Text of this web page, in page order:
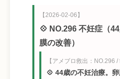
【2026-02-06】
💠 NO.296 不妊症（
膜の改善）
【アメブロ救出：NO.296 /
💠 44歳の不妊治療。